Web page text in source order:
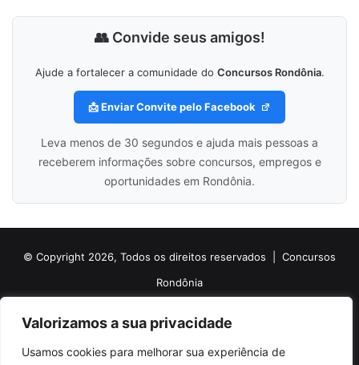
Valorizamos a sua privacidade
Usamos cookies para melhorar sua experiência de
👥 Convide seus amigos!
Ajude a fortalecer a comunidade do Concursos Rondônia.
📩 Enviar Convite pelo Facebook
Leva menos de 30 segundos e ajuda mais pessoas a
receberem informações sobre concursos, empregos e
oportunidades em Rondônia.
© Copyright 2026, Todos os direitos reservados | Concursos
Rondônia
Sobre o Concursos Rondônia
Siga nossas redes sociais
Web Stories Anuncie